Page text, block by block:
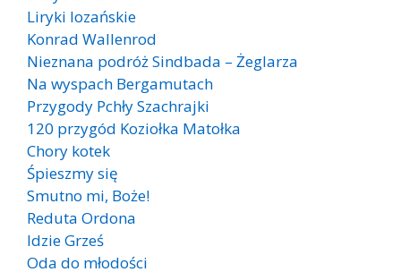
Liryki lozańskie
Konrad Wallenrod
Nieznana podróż Sindbada – Żeglarza
Na wyspach Bergamutach
Przygody Pchły Szachrajki
120 przygód Koziołka Matołka
Chory kotek
Śpieszmy się
Smutno mi, Boże!
Reduta Ordona
Idzie Grześ
Oda do młodości